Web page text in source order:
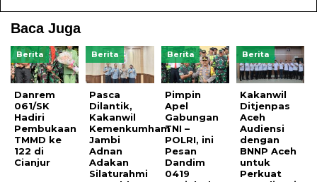
Baca Juga
Berita
Danrem
061/SK
Hadiri
Pembukaan
TMMD ke
122 di
Cianjur
Berita
Pasca
Dilantik,
Kakanwil
Kemenkumham
Jambi
Adnan
Adakan
Silaturahmi
Berita
Pimpin
Apel
Gabungan
TNI –
POLRI, ini
Pesan
Dandim
0419
Berita
Kakanwil
Ditjenpas
Aceh
Audiensi
dengan
BNNP Aceh
untuk
Perkuat